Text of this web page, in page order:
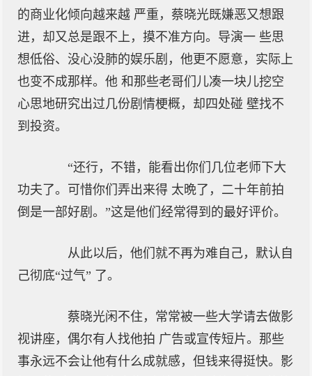
的商业化倾向越来越 严重，蔡晓光既嫌恶又想跟
进，却又总是跟不上，摸不准方向。导演一 些思
想低俗、没心没肺的娱乐剧，他更不愿意，实际上
也变不成那样。他 和那些老哥们儿凑一块儿挖空
心思地研究出过几份剧情梗概，却四处碰 壁找不
到投资。
“还行，不错，能看出你们几位老师下大
功夫了。可惜你们弄出来得 太晩了，二十年前拍
倒是一部好剧。”这是他们经常得到的最好评价。
从此以后，他们就不再为难自己，默认自
己彻底“过气” 了。
蔡晓光闲不住，常常被一些大学请去做影
视讲座，偶尔有人找他拍 广告或宣传短片。那些
事永远不会让他有什么成就感，但钱来得挺快。影